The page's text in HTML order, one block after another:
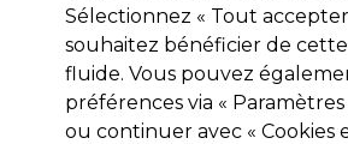
L.C.P Professionnel Paris
L.C.P Professionnel
Sérum Booster au
Sélectionnez « Tout accepter
souhaitez bénéficier de
fluide. Vous pouvez
préférences via « Paramètres
ou continuer avec « Cookies